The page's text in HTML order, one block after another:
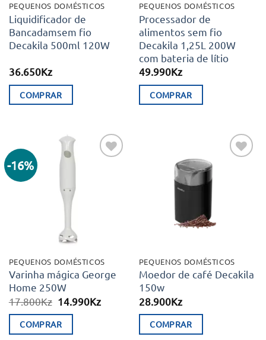
PEQUENOS DOMÉSTICOS
Liquidificador de
Bancadamsem fio
Decakila 500ml 120W
36.650Kz
COMPRAR
PEQUENOS DOMÉSTICOS
Processador de
alimentos sem fio
Decakila 1,25L 200W
com bateria de lítio
49.990Kz
COMPRAR
-16%
PEQUENOS DOMÉSTICOS
Varinha mágica George
Home 250W
17.800Kz O
original
era:
14.990KzO
COMPRAR
Adicionar
PEQUENOS DOMÉSTICOS
Moedor de café Decakila
150w
28.900Kz
COMPRAR